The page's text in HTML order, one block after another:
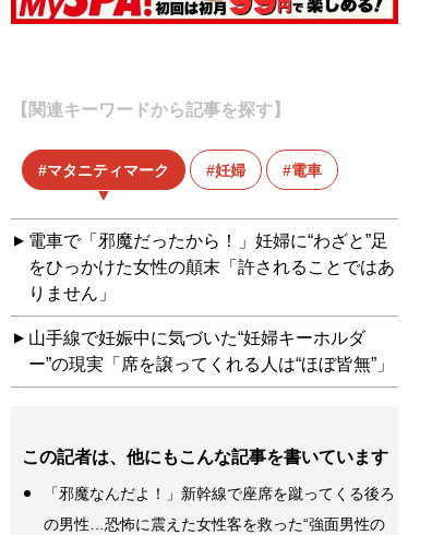
【関連キーワードから記事を探す】
マタニティマーク 妊婦 電車
電車で「邪魔だったから！」妊婦に“わざと”足
をひっかけた女性の顛末「許されることではあ
りません」
山手線で妊娠中に気づいた“妊婦キーホルダ
ー”の現実「席を譲ってくれる人は“ほぼ皆無”」
この記者は、他にもこんな記事を書いています
「邪魔なんだよ！」新幹線で座席を蹴ってくる後ろ
の男性…恐怖に震えた女性客を救った“強面男性の